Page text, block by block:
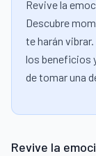
Revive la
Descubre
te harán
los beneficios
de tomar una
Revive la